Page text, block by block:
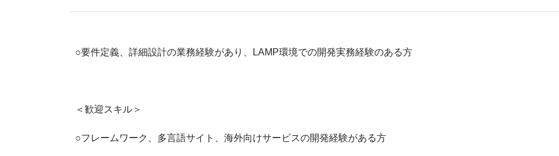
○要件定義、詳細設計の業務経験があり、LAMP環境での開発実務経験のある方
＜歓迎スキル＞
○フレームワーク、多言語サイト、海外向けサービスの開発経験がある方